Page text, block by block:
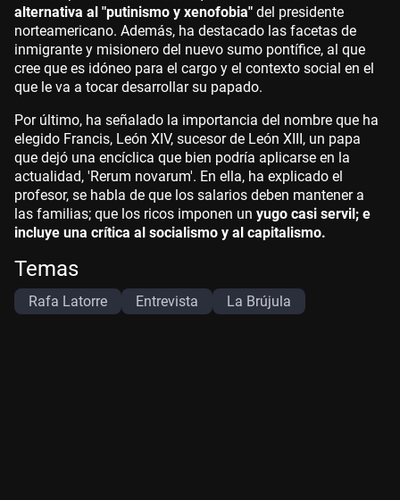
alternativa al "putinismo y xenofobia" del presidente
norteamericano. Además, ha destacado las facetas de
inmigrante y misionero del nuevo sumo pontífice, al que
cree que es idóneo para el cargo y el contexto social en el
que le va a tocar desarrollar su papado.
Por último, ha señalado la importancia del nombre que ha
elegido Francis, León XIV, sucesor de León XIII, un papa
que dejó una encíclica que bien podría aplicarse en la
actualidad, 'Rerum novarum'. En ella, ha explicado el
profesor, se habla de que los salarios deben mantener a
las familias; que los ricos imponen un yugo casi servil; e
incluye una crítica al socialismo y al capitalismo.
Temas
Rafa Latorre Entrevista La Brújula